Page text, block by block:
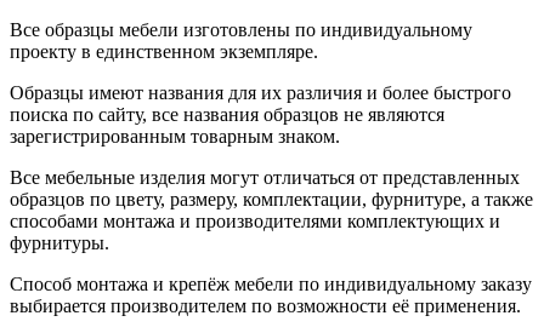
Все образцы мебели изготовлены по индивидуальному
проекту в единственном экземпляре.
Образцы имеют названия для их различия и более быстрого
поиска по сайту, все названия образцов не являются
зарегистрированным товарным знаком.
Все мебельные изделия могут отличаться от представленных
образцов по цвету, размеру, комплектации, фурнитуре, а также
способами монтажа и производителями комплектующих и
фурнитуры.
Способ монтажа и крепёж мебели по индивидуальному заказу
выбирается производителем по возможности её применения.